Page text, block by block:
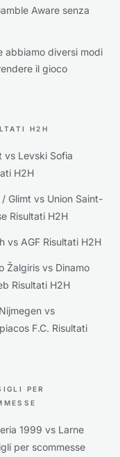
Aware senza
abbiamo diversi modi
il gioco
H2H
vs Levski Sofia
H2H
/ Glimt vs Union Saint-
Risultati H2H
vs AGF Risultati H2H
Žalgiris vs Dinamo
Risultati H2H
vs
F.C. Risultati
PER
1999 vs Larne
per scommesse